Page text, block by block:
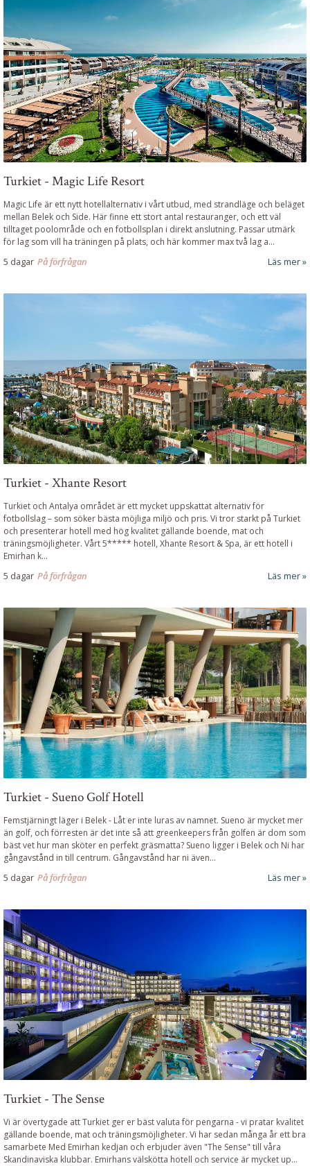
Turkiet - Magic Life Resort
Magic Life är ett nytt hotellalternativ i vårt utbud, med strandläge och beläget
mellan Belek och Side. Här finne ett stort antal restauranger, och ett väl
tilltaget poolområde och en fotbollsplan i direkt anslutning. Passar utmärk
för lag som vill ha träningen på plats, och här kommer max två lag a...
5 dagar På förfrågan Läs mer
Turkiet - Xhante Resort
Turkiet och Antalya området är ett mycket uppskattat alternativ för
fotbollslag – som söker bästa möjliga miljö och pris. Vi tror starkt på Turkiet
och presenterar hotell med hög kvalitet gällande boende, mat och
träningsmöjligheter. Vårt 5***** hotell, Xhante Resort & Spa, är ett hotell i
Emirhan k...
5 dagar På förfrågan Läs mer
Turkiet - Sueno Golf Hotell
Femstjärningt läger i Belek- Låt er inte luras av namnet. Sueno är mycket mer
än golf, och förresten är det inte så att greenkeepers från golfen är dom som
bäst vet hur man sköter en perfekt gräsmatta? Sueno ligger i Belek och Ni har
gångavstånd in till centrum. Gångavstånd har ni även...
5 dagar På förfrågan Läs mer
Turkiet - The Sense
Vi är övertygade att Turkiet ger er bäst valuta för pengarna - vi pratar kvalitet
gällande boende, mat och träningsmöjligheter. Vi har sedan många år ett bra
samarbete Med Emirhan kedjan och erbjuder även "The Sense" till våra
Skandinaviska klubbar. Emirhans välskötta hotell och service är mycket up...